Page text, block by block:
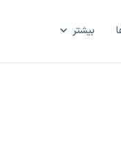
بیشتر